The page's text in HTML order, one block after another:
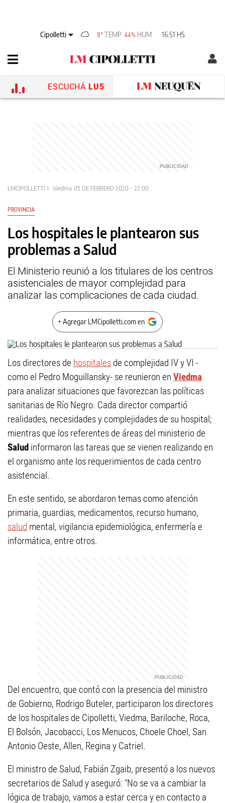
Cipolletti 8° TEMP 44% HUM 16:51 HS
ESCUCHÁ LU5
LMCIPOLLETTI Viedma 05 DE FEBRERO 2020 - 22:00
PROVINCIA
Los hospitales le plantearon sus
problemas a Salud
El Ministerio reunió a los titulares de los centros
asistenciales de mayor complejidad para
analizar las complicaciones de cada ciudad.
+ Agregar LMCipolletti.com en
Los directores de hospitales de complejidad IV y VI -
como el Pedro Moguillansky- se reunieron en Viedma
para analizar situaciones que favorezcan las políticas
sanitarias de Río Negro. Cada director compartió
realidades, necesidades y complejidades de su hospital;
mientras que los referentes de áreas del ministerio de
Salud informaron las tareas que se vienen realizando en
el organismo ante los requerimientos de cada centro
asistencial.
En este sentido, se abordaron temas como atención
primaria, guardias, medicamentos, recurso humano,
salud mental, vigilancia epidemiológica, enfermería e
informática, entre otros.
Del encuentro, que contó con la presencia del ministro
de Gobierno, Rodrigo Buteler, participaron los directores
de los hospitales de Cipolletti, Viedma, Bariloche, Roca,
El Bolsón, Jacobacci, Los Menucos, Choele Choel, San
Antonio Oeste, Allen, Regina y Catriel.
El ministro de Salud, Fabián Zgaib, presentó a los nuevos
secretarios de Salud y aseguró: "No se va a cambiar la
lógica de trabajo, vamos a estar cerca y en contacto a